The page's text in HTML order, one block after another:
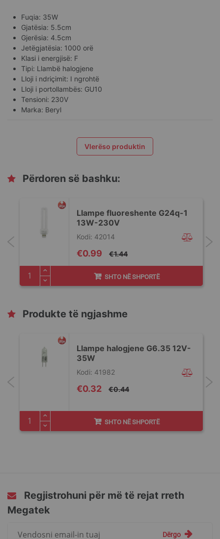
Fuqia: 35W
Gjatësia: 5.5cm
Gjerësia: 4.5cm
Jetëgjatësia: 1000 orë
Klasi i energjisë: F
Tipi: Llambë halogjene
Lloji i ndriçimit: I ngrohtë
Lloji i portollambës: GU10
Tensioni: 230V
Marka: Beryl
Vlerëso produktin
Përdoren së bashku:
Llampe fluoreshente G24q-1
13W-230V
Special
Price
€0.99 €1.44
Kodi: 42014
SHTO NË SHPORTË
Produkte të ngjashme
Llampe halogjene G6.35 12V-
35W
Special
Price
€0.32 €0.44
Kodi: 41982
SHTO NË SHPORTË
Regjistrohuni për më të rejat rreth
Megatek
Dërgo